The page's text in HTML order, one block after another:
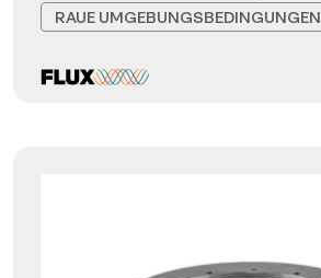
RAUE UMGEBUNGSBEDINGUNGEN